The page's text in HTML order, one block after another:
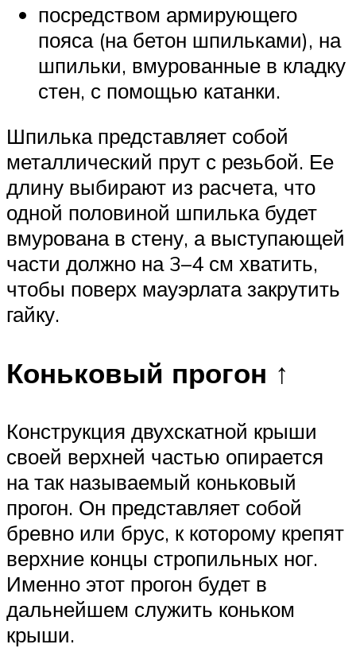
посредством армирующего
пояса (на бетон шпильками), на
шпильки, вмурованные в кладку
стен, с помощью катанки.
Шпилька представляет собой
металлический прут с резьбой. Ее
длину выбирают из расчета, что
одной половиной шпилька будет
вмурована в стену, а выступающей
части должно на 3–4 см хватить,
чтобы поверх мауэрлата закрутить
гайку.
Коньковый прогон ↑
Конструкция двухскатной крыши
своей верхней частью опирается
на так называемый коньковый
прогон. Он представляет собой
бревно или брус, к которому крепят
верхние концы стропильных ног.
Именно этот прогон будет в
дальнейшем служить коньком
крыши.